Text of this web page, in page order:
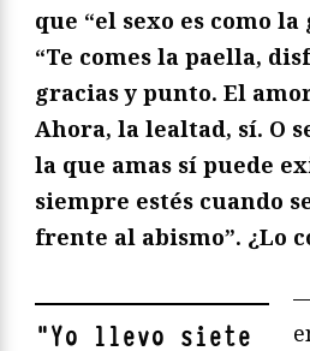
que “el sexo es como
“Te comes la paella,
gracias y punto. El
Ahora, la lealtad, sí. O
la que amas sí puede
siempre estés cuando
frente al abismo”. ¿Lo
"Yo llevo siete